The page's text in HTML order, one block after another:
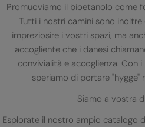
Promuoviamo il bioetanolo come
Tutti i nostri camini sono
impreziosire i vostri spazi, ma
accogliente che i danesi
convivialità e accoglienza. Con
speriamo di portare "hygge"
Siamo a vostra
Esplorate il nostro ampio catalogo